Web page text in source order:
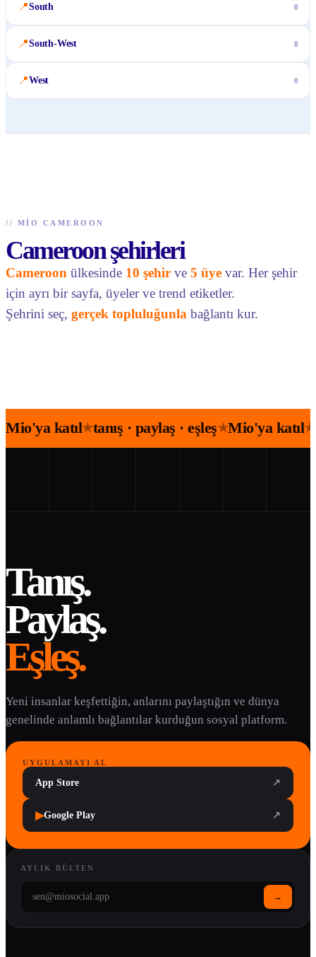
📍South 0
📍South-West 0
📍West 0
// MIO CAMEROON
Cameroon şehirleri
Cameroon ülkesinde 10 şehir ve 5 üye var. Her şehir
için ayrı bir sayfa, üyeler ve trend etiketler.
Şehrini seç, gerçek topluluğunla bağlantı kur.
Mio'ya katıl★tanış · paylaş · eşleş★Mio'ya katıl★
Tanış.
Paylaş.
Eşleş.
Yeni insanlar keşfettiğin, anlarını paylaştığın ve dünya
genelinde anlamlı bağlantılar kurduğun sosyal platform.
UYGULAMAYI AL
App Store ↗
▶Google Play ↗
AYLIK BÜLTEN
→